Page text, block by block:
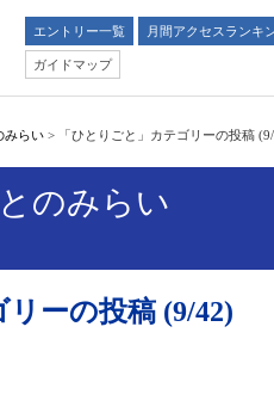
エントリー一覧 月間アクセスランキ
ガイドマップ
みらい > 「ひとりごと」カテゴリーの投稿
のみらい
リーの投稿 (9/42)